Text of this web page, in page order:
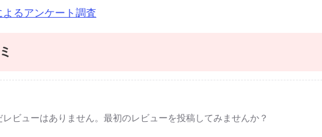
るアンケート調査
レビューはありません。最初のレビューを投稿してみませんか？